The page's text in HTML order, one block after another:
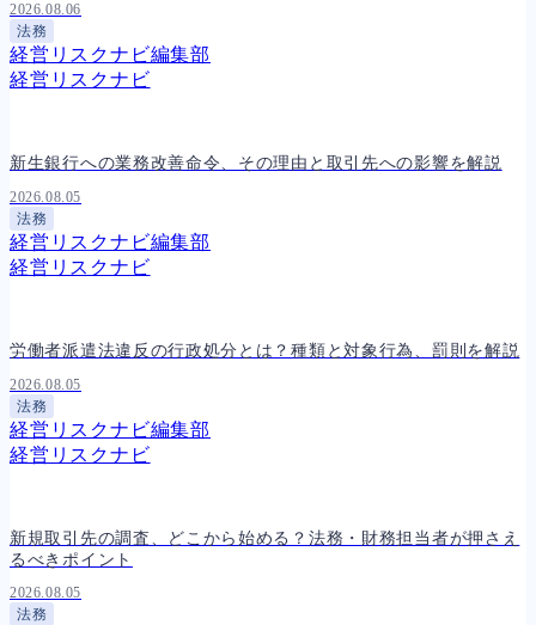
2026.08.06
法務
経営リスクナビ編集部
経営リスクナビ
新生銀行への業務改善命令、その理由と取引先への影響を解説
2026.08.05
法務
経営リスクナビ編集部
経営リスクナビ
労働者派遣法違反の行政処分とは？種類と対象行為、罰則を解説
2026.08.05
法務
経営リスクナビ編集部
経営リスクナビ
新規取引先の調査、どこから始める？法務・財務担当者が押さえ
るべきポイント
2026.08.05
法務